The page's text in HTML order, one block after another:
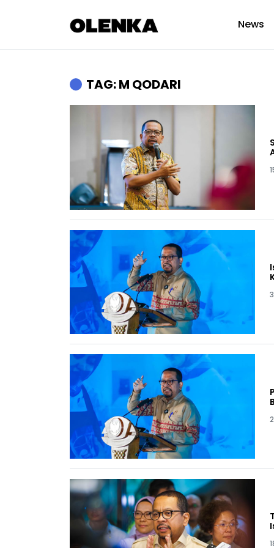
News
TAG: M QODARI